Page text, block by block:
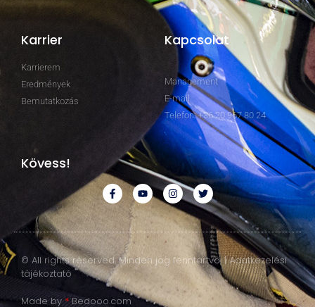
Karrier
Karrierem
Eredmények
Bemutatkozás
Kapcsolat
Management
E-mail
Telefon: +36 20 967 80 24
Kövess!
© All rights reserved. Minden jog fenntartva. | Adatkezelési
tájékoztató
Made by*Bedooo.com